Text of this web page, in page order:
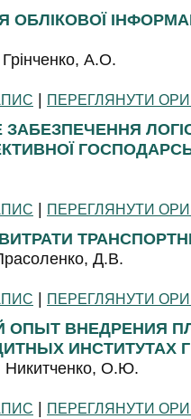
ОБЛІКОВОЇ
А.О.
| ПЕРЕГЛЯНУТИ
ЗАБЕЗПЕЧЕННЯ
| ПЕРЕГЛЯНУТИ
ВИТРАТИ
Д.В.
| ПЕРЕГЛЯНУТИ
ОПЫТ ВНЕДРЕНИЯ
ИНСТИТУТАХ
Никитченко, О.Ю.
| ПЕРЕГЛЯНУТИ